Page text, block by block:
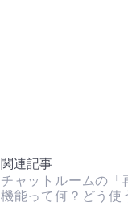
関連記事
チャットルームの「
機能って何？どう使